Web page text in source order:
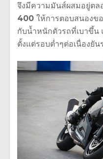
จึงมีความมันส์ผสมอยู่ตล
400 ให้การตอบสนองขอ
กับน้ำหนักตัวรถที่เบาขึ้น
ตั้งแต่รอบต่ำๆต่อเนื่องยัน